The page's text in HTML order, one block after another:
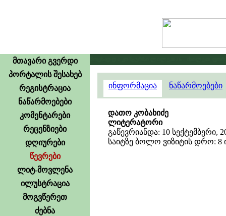
მთავარი გვერდი
პორტალის შესახებ
რეგისტრაცია
ნაწარმოებები
კომენტარები
რეცენზიები
დღიურები
წევრები
ლიტ-მოვლენა
ილუსტრაცია
მოგვწერეთ
ძებნა
გამოცხადდა კონკურსი ლილე2026 . იხილეთ
ინფორმაცია ნაწარმოებები
დათო კობახიძე
ლიტერატორი
გაწევრიანდა: 10 სექტემბერი,
საიტზე ბოლო ვიზიტის დრო: 8